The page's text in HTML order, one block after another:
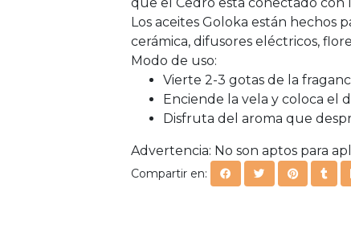
que el Cedro esta conectado con
Los aceites Goloka están hechos
cerámica, difusores eléctricos,
Modo de uso:
Vierte 2-3 gotas de la
Enciende la vela y coloca el
Disfruta del aroma que
Advertencia: No son aptos para
Compartir en: